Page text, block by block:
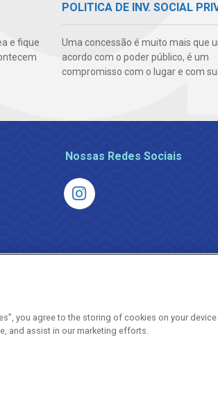
e fique
POLITICA DE INV. SOCIAL
Uma concessão é muito mais que
acordo com o poder público, é um
compromisso com o lugar e com
Nossas Redes Sociais
you agree to the storing of cookies on your
and assist in our marketing efforts.